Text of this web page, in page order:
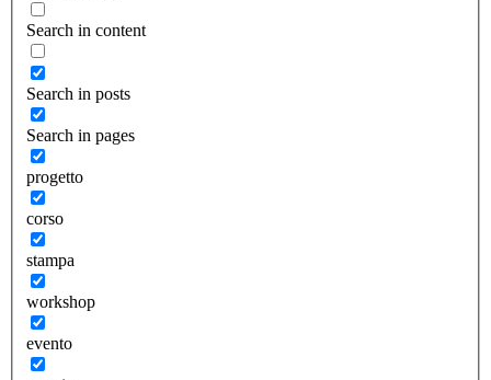
Search in content
Search in posts
Search in pages
progetto
corso
stampa
workshop
evento